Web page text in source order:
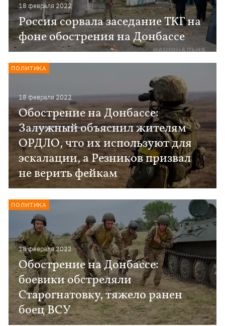
18 февраля 2022
Россия сорвала заседание ТКГ на
фоне обострения на Донбассе
18 февраля 2022
Обострение на Донбассе:
Залужный объяснил жителям
ОРДЛО, что их используют для
эскалации, а Резников призвал
не верить фейкам
ПОЛИТИКА
18 февраля 2022
Обострение на Донбассе:
боевики обстреляли
Старогнатовку, тяжело ранен
боец ВСУ
ПОЛИТИКА